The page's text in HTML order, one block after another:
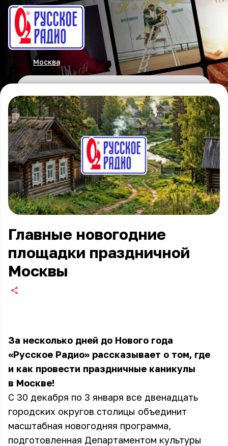
Москва
Главные новогодние
площадки праздничной
Москвы
За несколько дней до Нового года
«Русское Радио» рассказывает о том, где
и как провести праздничные каникулы
в Москве!
С 30 декабря по 3 января все двенадцать
городских округов столицы объединит
масштабная новогодняя программа,
подготовленная Департаментом культуры